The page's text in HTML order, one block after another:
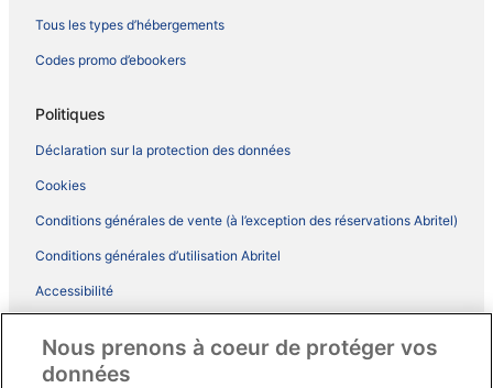
Tous les types d’hébergements
Codes promo d’ebookers
Politiques
Déclaration sur la protection des données
Cookies
Conditions générales de vente (à l’exception des réservations Abritel)
Conditions générales d’utilisation Abritel
Accessibilité
Conditions générales du programme BONUS+ d’ebookers
Nous prenons à coeur de protéger vos
données